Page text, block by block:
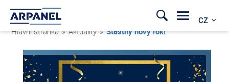
CZ
Hlavní stránka » Aktuality »Šťastný nový rok!